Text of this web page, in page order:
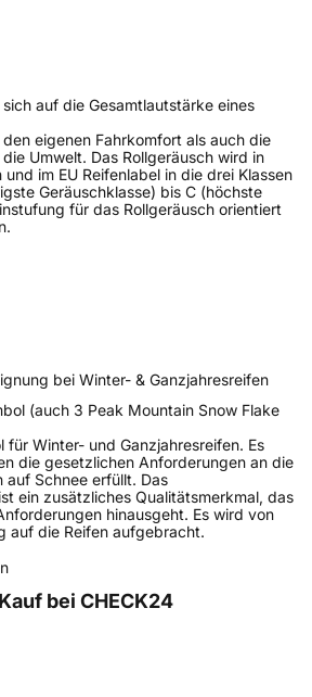
auf die Gesamtlautstärke eines
eigenen Fahrkomfort als auch die
Umwelt. Das Rollgeräusch wird in
im EU Reifenlabel in die drei Klassen
Geräuschklasse) bis C (höchste
für das Rollgeräusch orientiert
bei Winter- & Ganzjahresreifen
(auch 3 Peak Mountain Snow Flake
für Winter- und Ganzjahresreifen. Es
die gesetzlichen Anforderungen an die
auf Schnee erfüllt. Das
ein zusätzliches Qualitätsmerkmal, das
hinausgeht. Es wird von
auf die Reifen aufgebracht.
bei CHECK24